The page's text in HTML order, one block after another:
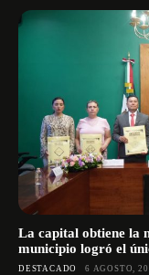
La capital obtiene la
municipio logró el
DESTACADO 6 AGOSTO,